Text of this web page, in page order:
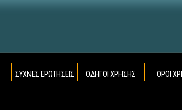
ΣΥΧΝΕΣ ΕΡΩΤΗΣΕΙΣ ΟΔΗΓΟΙ ΧΡΗΣΗΣ ΟΡΟΙ